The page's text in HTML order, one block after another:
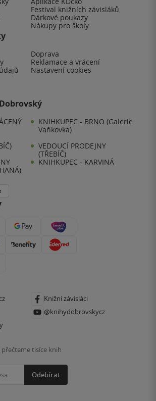
Festival knižních závisláků
Dárkové poukazy
Nákupy pro školy
Doprava
Reklamace a vrácení
Nastavení cookies
KNIHKUPEC - BRNO (Galerie
Vaňkovka)
VEDOUCÍ PRODEJNY
(TŘEBÍČ)
KNIHKUPEC - KARVINÁ
Knižní závisláci
@knihydobrovskycz
přečteme tisíce knih
Odebírat